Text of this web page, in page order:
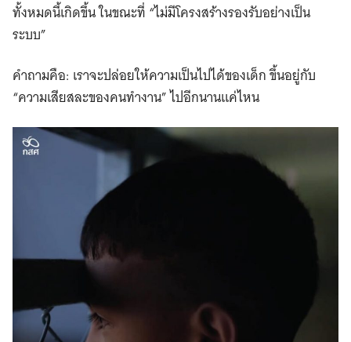
ทั้งหมดนี้เกิดขึ้น ในขณะที่ “ไม่มีโครงสร้างรองรับอย่างเป็น
ระบบ”
คำถามคือ: เราจะปล่อยให้ความเป็นไปได้ของเด็ก ขึ้นอยู่กับ
“ความเสียสละของคนทำงาน” ไปอีกนานแค่ไหน